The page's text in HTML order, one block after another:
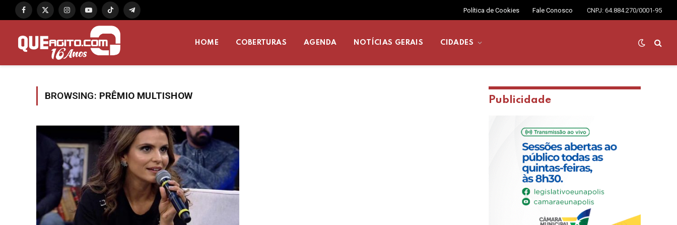
Facebook
X
InstagramYouTubeTikTok Telegram
Política de Cookies Fale Conosco CNPJ: 64.884.270/0001-95
HOME COBERTURAS AGENDA NOTÍCIAS GERAIS CIDADES
BROWSING: PRÊMIO MULTISHOW Publicidade